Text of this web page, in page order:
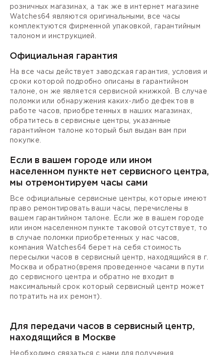
розничных магазинах, а так же в интернет магазине
Watches64 являются оригинальными, все часы
комплектуются фирменной упаковкой, гарантийным
талоном и инструкцией.
Официальная гарантия
На все часы действует заводская гарантия, условия и
сроки которой подробно описаны в гарантийном
талоне, он же является сервисной книжкой. В случае
поломки или обнаружения каких-либо дефектов в
работе часов, приобретенных в наших магазинах,
обратитесь в сервисные центры, указанные
гарантийном талоне который был выдан вам при
покупке.
Если в вашем городе или ином
населенном пункте нет сервисного центра,
мы отремонтируем часы сами
Все официальные сервисные центры, которые имеют
право ремонтировать ваши часы, перечислены в
вашем гарантийном талоне. Если же в вашем городе
или ином населенном пункте таковой отсутствует, то
в случае поломки приобретенных у нас часов,
компания Watches64 берет на себя стоимость
пересылки часов в сервисный центр, находящийся в г.
Москва и обратно(время проведенное часами в пути
до сервисного центра и обратно не входит в
максимальный срок который сервисный центр может
потратить на их ремонт).
Для передачи часов в сервисный центр,
находящийся в Москве
Необходимо связаться с нами для получения